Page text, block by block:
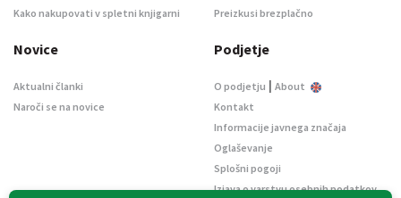
Kako nakupovati v spletni knjigarni
Preizkusi brezplačno
Novice
Aktualni članki
Naroči se na novice
Podjetje
O podjetju | About
Kontakt
Informacije javnega značaja
Oglaševanje
Splošni pogoji
Izjava o varstvu osebnih podatkov